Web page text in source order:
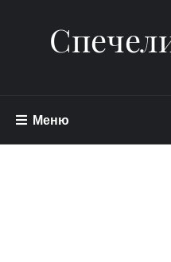
Меню